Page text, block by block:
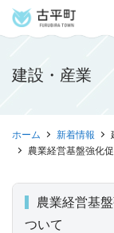
建設・産業
ホーム 新着情報
農業経営基盤強化
農業経営基
ついて